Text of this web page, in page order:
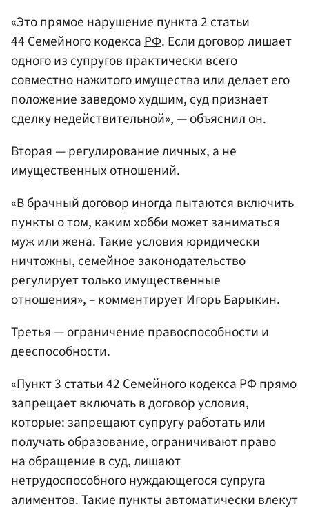
«Это прямое нарушение пункта 2 статьи
44 Семейного кодексаРФ. Если договор лишает
одного из супругов практически всего
совместно нажитого имущества или делает его
положение заведомо худшим, суд признает
сделку недействительной», — объяснил он.
Вторая — регулирование личных, а не
имущественных отношений.
«В брачный договор иногда пытаются включить
пункты о том, каким хобби может заниматься
муж или жена. Такие условия юридически
ничтожны, семейное законодательство
регулирует только имущественные
отношения», – комментирует Игорь Барыкин.
Третья — ограничение правоспособности и
дееспособности.
«Пункт 3 статьи 42 Семейного кодекса РФ прямо
запрещает включать в договор условия,
которые: запрещают супругу работать или
получать образование, ограничивают право
на обращение в суд, лишают
нетрудоспособного нуждающегося супруга
алиментов. Такие пункты автоматически влекут